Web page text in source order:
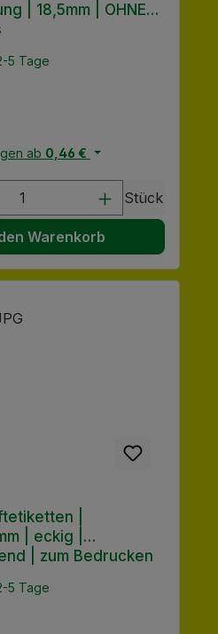
zu erhöhen oder
um
Wert ein oder
| 18,5mm | OHNE
5 Tage
ab 0,46 €
Anzahl: Gib den
Stück
Warenkorb
|
| eckig |
| zum Bedrucken
5 Tage
...